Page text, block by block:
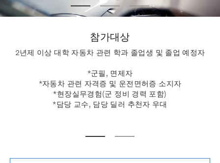
참가대상
2년제 이상 대학 자동차 관련 학과 졸업생 및 졸업 예정자
*군필, 면제자
*자동차 관련 자격증 및 운전면허증 소지자
*현장실무경험(군 정비 경력 포함)
*담당 교수, 담당 딜러 추천자 우대